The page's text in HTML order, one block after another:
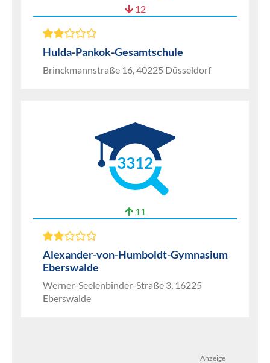
12
Hulda-Pankok-Gesamtschule
Brinckmannstraße 16, 40225 Düsseldorf
3312
11
Alexander-von-Humboldt-Gymnasium
Eberswalde
Werner-Seelenbinder-Straße 3, 16225
Eberswalde
Anzeige